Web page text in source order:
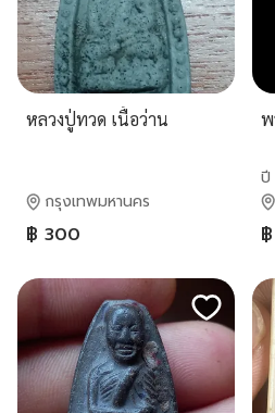
หลวงปู่ทวด เนื้อว่าน
กรุงเทพมหานคร
฿ 300
พ
ปี